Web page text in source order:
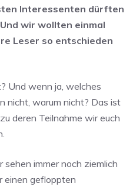
Interessenten dürften
wir wollten einmal
Leser so entschieden
Und wenn ja, welches
nicht, warum nicht? Das ist
deren Teilnahme wir euch
immer noch ziemlich
einen gefloppten